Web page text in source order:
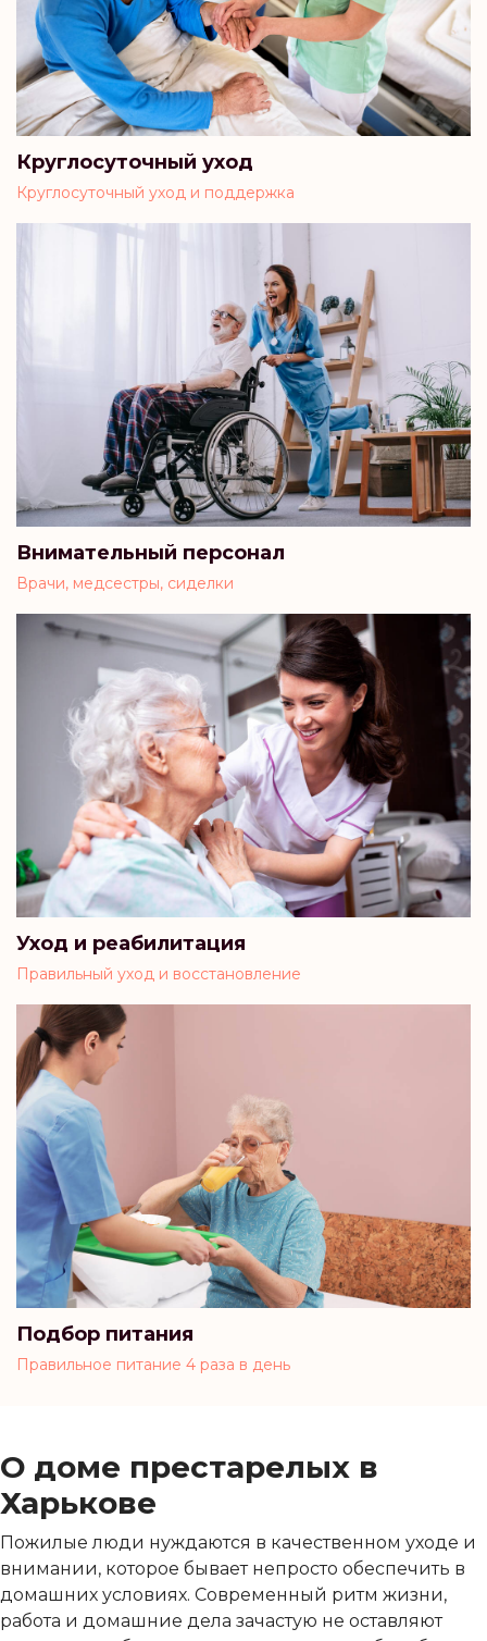
Круглосуточный уход
Круглосуточный уход и поддержка
Внимательный персонал
Врачи, медсестры, сиделки
Уход и реабилитация
Правильный уход и восстановление
Подбор питания
Правильное питание 4 раза в день
О доме престарелых в
Харькове
Пожилые люди нуждаются в качественном уходе и
внимании, которое бывает непросто обеспечить в
домашних условиях. Современный ритм жизни,
работа и домашние дела зачастую не оставляют